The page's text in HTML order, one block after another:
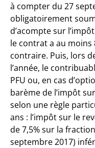
à compter du 27
obligatoirement
d’acompte sur
le contrat a au moins
contraire. Puis, lors
l’année, le
PFU ou, en cas
barème de l’impôt
selon une règle
ans : l’impôt sur le
de 7,5% sur la
septembre 2017)